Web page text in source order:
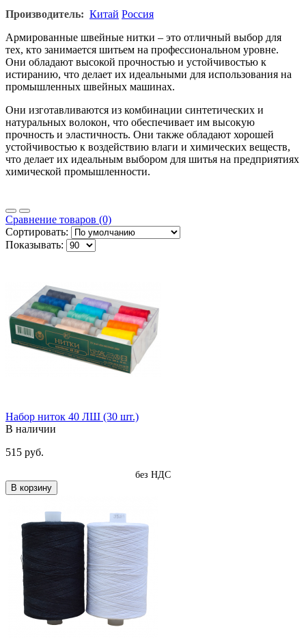
Производитель: Китай Россия
Армированные швейные нитки – это отличный выбор для
тех, кто занимается шитьем на профессиональном уровне.
Они обладают высокой прочностью и устойчивостью к
истиранию, что делает их идеальными для использования на
промышленных швейных машинах.
Они изготавливаются из комбинации синтетических и
натуральных волокон, что обеспечивает им высокую
прочность и эластичность. Они также обладают хорошей
устойчивостью к воздействию влаги и химических веществ,
что делает их идеальным выбором для шитья на предприятиях
химической промышленности.
Сравнение товаров (0)
Сортировать:
Показывать:
Набор ниток 40 ЛШ (30 шт.)
В наличии
515 руб.
без НДС
В корзину